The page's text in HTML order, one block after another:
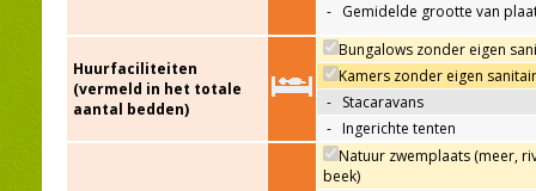
- Gemidelde grootte van
Huurfaciliteiten
(vermeld in het totale
aantal bedden)
Bungalows zonder eigen
Kamers zonder eigen sanitair
- Stacaravans
- Ingerichte tenten
Natuur zwemplaats (meer,
beek)